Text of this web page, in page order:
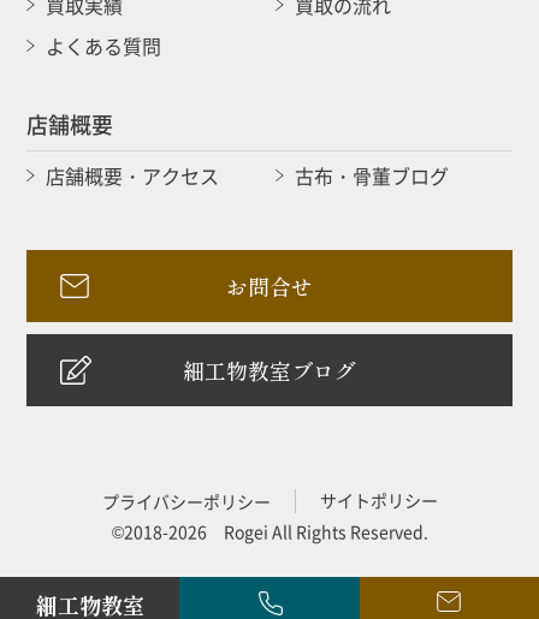
細工物教室
よくある質問
店舗概要
店舗概要・アクセス 古布・骨董ブログ
お問合せ
細工物教室ブログ
プライバシーポリシー
サイトポリシー
©2018-2026 Rogei All Rights Reserved.